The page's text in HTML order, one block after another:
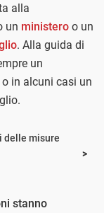
alla
un ministero o un
. Alla guida di
un
in alcuni casi un
delle misure
stanno